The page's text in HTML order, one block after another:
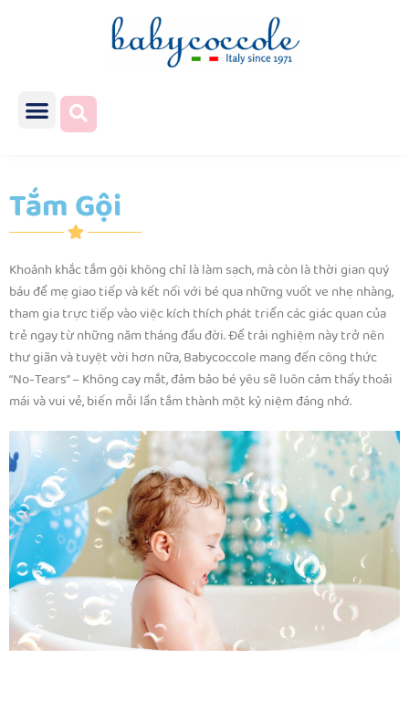
Tắm Gội
Khoảnh khắc tắm gội không chỉ là làm sạch, mà còn là thời gian quý
báu để mẹ giao tiếp và kết nối với bé qua những vuốt ve nhẹ nhàng,
tham gia trực tiếp vào việc kích thích phát triển các giác quan của
trẻ ngay từ những năm tháng đầu đời. Để trải nghiệm này trở nên
thư giãn và tuyệt vời hơn nữa, Babycoccole mang đến công thức
“No-Tears” – Không cay mắt, đảm bảo bé yêu sẽ luôn cảm thấy thoải
mái và vui vẻ, biến mỗi lần tắm thành một kỷ niệm đáng nhớ.